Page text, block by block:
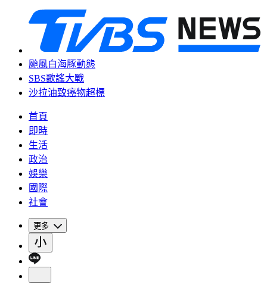
颱風白海豚動態
SBS歌謠大戰
沙拉油致癌物超標
首頁
即時
生活
政治
娛樂
國際
社會
更多